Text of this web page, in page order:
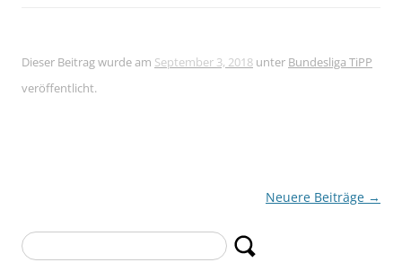
Dieser Beitrag wurde am September 3, 2018 unter Bundesliga TiPP
veröffentlicht.
Neuere Beiträge →
Suchen
nach: